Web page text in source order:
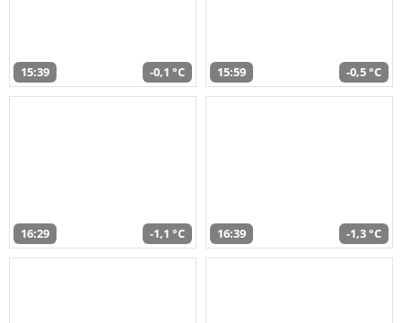
15:39 -0,1 °C 15:59 -0,5 °C
16:29 -1,1 °C 16:39 -1,3 °C